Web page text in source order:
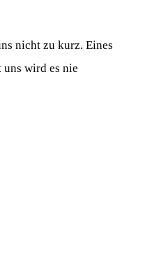
nicht zu kurz. Eines
wird es nie